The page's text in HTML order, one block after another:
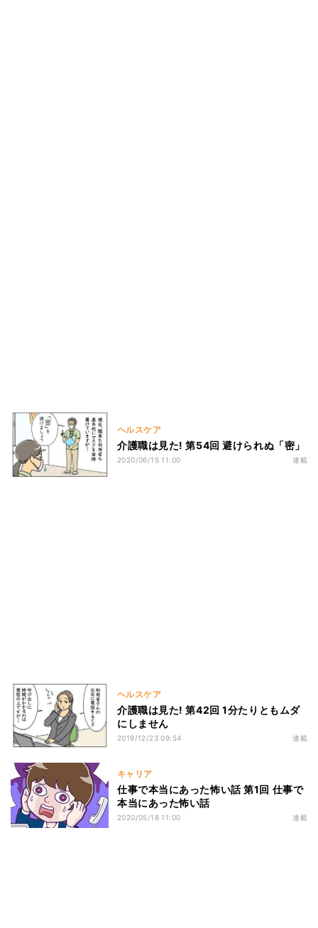
ヘルスケア
介護職は見た! 第54回 避けられぬ「密」
2020/06/15 11:00 連載
ヘルスケア
介護職は見た! 第42回 1分たりともムダ
にしません
2019/12/23 09:54 連載
キャリア
仕事で本当にあった怖い話 第1回 仕事で
本当にあった怖い話
2020/05/18 11:00 連載